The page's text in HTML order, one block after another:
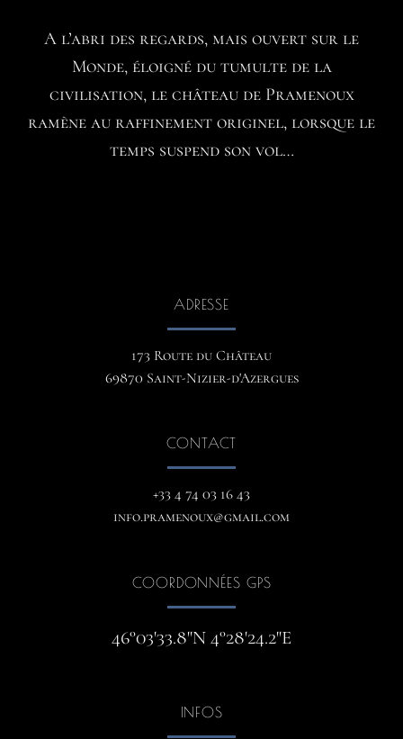
A l’abri des regards, mais ouvert sur le
Monde, éloigné du tumulte de la
civilisation, le château de Pramenoux
ramène au raffinement originel, lorsque le
temps suspend son vol…
ADRESSE
173 Route du Château
69870 Saint-Nizier-d'Azergues
CONTACT
+33 4 74 03 16 43
info.pramenoux@gmail.com
COORDONNÉES GPS
46°03'33.8"N 4°28'24.2"E
INFOS